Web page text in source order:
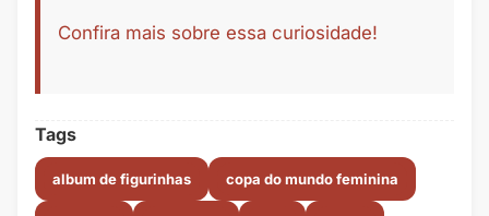
Confira mais sobre essa curiosidade!
Tags
album de figurinhas copa do mundo feminina